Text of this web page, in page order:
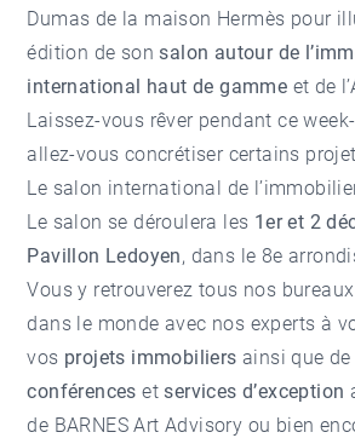
Dumas de la maison Hermès pour
édition de sonsalon autour de
international haut de gamme et de
Laissez-vous rêver pendant ce
allez-vous concrétiser certains
Le salon international de
Le salon se déroulera les 1er et 2
Pavillon Ledoyen, dans le 8e
Vous y retrouverez tous nos
dans le monde avec nos experts à
vos projets immobiliers ainsi que
conférences etservices d’exception
de BARNES Art Advisory ou bien